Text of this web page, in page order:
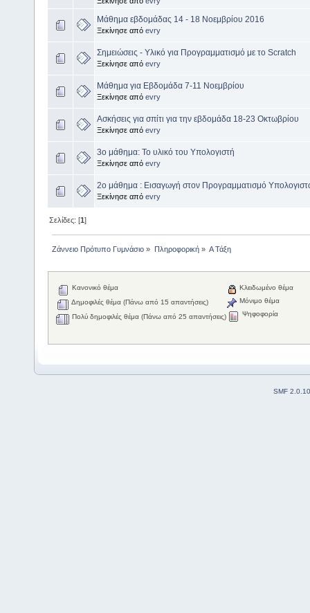
Μάθημα εβδομάδας 14 - 18 Νοεμβρίου 2016
Ξεκίνησε από evry
Σημειώσεις - Υλικό για Προγραμματισμό με το Scratch
Ξεκίνησε από evry
Μάθημα για Εβδομάδα 7-11 Νοεμβρίου
Ξεκίνησε από evry
Ασκήσεις για σπίτι για την εβδομάδα 18-23 Οκτωβρίου
Ξεκίνησε από evry
3o μάθημα: Το υλικό του Υπολογιστή
Ξεκίνησε από evry
2ο μάθημα : Εισαγωγή στον Προγραμματισμό
Ξεκίνησε από evry
Σελίδες: [1]
Ζάννειο Πρότυπο Γυμνάσιο » Πληροφορική» Α Τάξη
Κανονικό θέμα
Δημοφιλές θέμα (Πάνω από 15 απαντήσεις)
Πολύ δημοφιλές θέμα (Πάνω από 25 απαντήσεις)
Κλειδωμένο θέμα
Μόνιμο θέμα
Ψηφοφορία
SMF 2.0.10